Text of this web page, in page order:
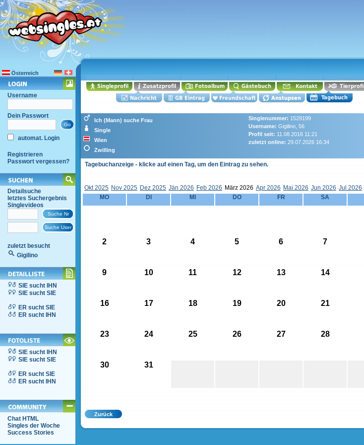
Österreich
Username
Dein Passwort
automat. Login
Registrieren
Passwort vergessen?
Detailsuche
letztes Suchergebnis
Singlevideos
zuletzt besucht
Gigilino
SIE sucht IHN
SIE sucht SIE
ER sucht SIE
ER sucht IHN
SIE sucht IHN
SIE sucht SIE
ER sucht SIE
ER sucht IHN
Chat HTML
Singles der Woche
Success Stories
Ich (Mann) suche Frau
Single
Wien
Zwilling
Singlenummer: 1529199
Username: Gigilino, 56
Profil seit: 11.08.2016 11:21
zuletzt online: 29.07.2026 16:34
Tagebuchanzeige - klicke auf einen Tag, um den Eintrag zu sehen.
Okt 2025 Nov 2025 Dez 2025 Jän 2026 Feb 2026 März 2026 Apr 2026 Mai 2026 Jun 2026 Jul 2026
MO
DI MI DO FR SA
2 3 4 5 6 7
9 10 11 12 13 14
16 17 18 19 20 21
23 24 25 26 27 28
30 31